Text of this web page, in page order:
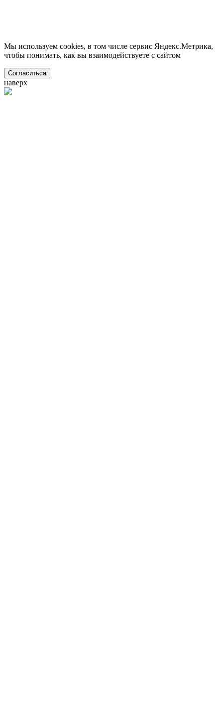
Мы используем cookies, в том числе сервис Яндекс.Метрика,
чтобы понимать, как вы взаимодействуете с сайтом
Согласиться
наверх